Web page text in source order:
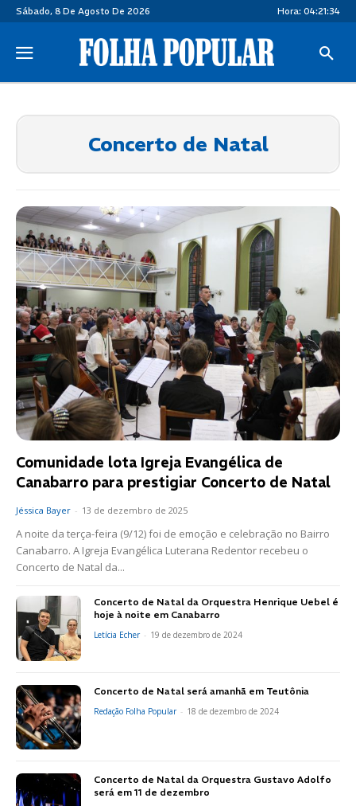
Sábado, 8 De Agosto De 2026 Hora: 04:21:35
Concerto de Natal
Comunidade lota Igreja Evangélica de
Canabarro para prestigiar Concerto de Natal
Jéssica Bayer - 13 de dezembro de 2025
A noite da terça-feira (9/12) foi de emoção e celebração no Bairro
Canabarro. A Igreja Evangélica Luterana Redentor recebeu o
Concerto de Natal da...
Concerto de Natal da Orquestra Henrique Uebel é
hoje à noite em Canabarro
Letícia Echer - 19 de dezembro de 2024
Concerto de Natal será amanhã em Teutônia
Redação Folha Popular - 18 de dezembro de 2024
Concerto de Natal da Orquestra Gustavo Adolfo
será em 11 de dezembro